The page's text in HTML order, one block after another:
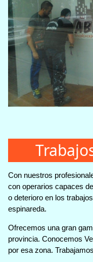
Con nuestros
con operarios capaces
o deterioro en los
espinareda.
Ofrecemos una gran
provincia. Conocemos
por esa zona.